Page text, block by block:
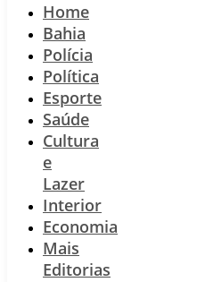
Home
Bahia
Polícia
Política
Esporte
Saúde
Cultura
e
Lazer
Interior
Economia
Mais
Editorias